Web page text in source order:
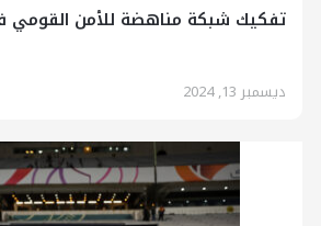
تفكيك شبكة مناهضة للأمن القومي
ديسمبر 13, 2024